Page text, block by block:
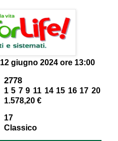
12 giugno 2024 ore 13:00
2778
1 5 7 9 11 14 15 16 17 20
1.578,20 €
17
Classico